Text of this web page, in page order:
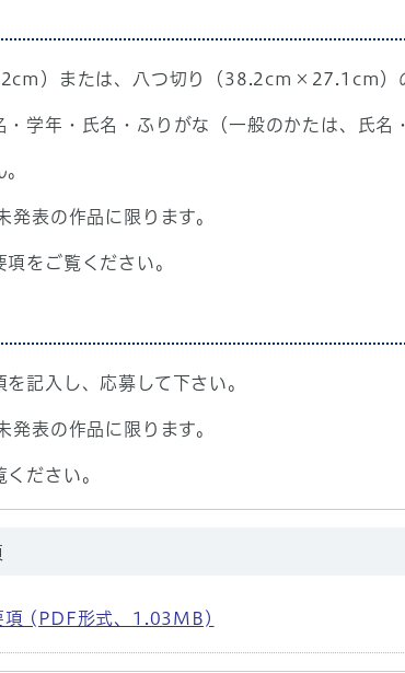
）または、八つ切り（38.2cm×27.1cm）の
学年・氏名・ふりがな（一般のかたは、氏名
表の作品に限ります。
をご覧ください。
記入し、応募して下さい。
表の作品に限ります。
ださい。
項 (PDF形式、1.03MB)